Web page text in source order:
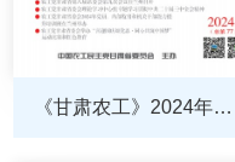
《甘肃农工》2024年第3